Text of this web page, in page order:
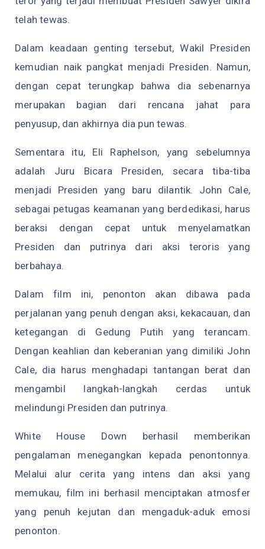
telah tewas.
Dalam keadaan genting tersebut, Wakil Presiden
kemudian naik pangkat menjadi Presiden. Namun,
dengan cepat terungkap bahwa dia sebenarnya
merupakan bagian dari rencana jahat para
penyusup, dan akhirnya dia pun tewas.
Sementara itu, Eli Raphelson, yang sebelumnya
adalah Juru Bicara Presiden, secara tiba-tiba
menjadi Presiden yang baru dilantik. John Cale,
sebagai petugas keamanan yang berdedikasi, harus
beraksi dengan cepat untuk menyelamatkan
Presiden dan putrinya dari aksi teroris yang
berbahaya.
Dalam film ini, penonton akan dibawa pada
perjalanan yang penuh dengan aksi, kekacauan, dan
ketegangan di Gedung Putih yang terancam.
Dengan keahlian dan keberanian yang dimiliki John
Cale, dia harus menghadapi tantangan berat dan
mengambil langkah-langkah cerdas untuk
melindungi Presiden dan putrinya.
White House Down berhasil memberikan
pengalaman menegangkan kepada penontonnya.
Melalui alur cerita yang intens dan aksi yang
memukau, film ini berhasil menciptakan atmosfer
yang penuh kejutan dan mengaduk-aduk emosi
penonton.